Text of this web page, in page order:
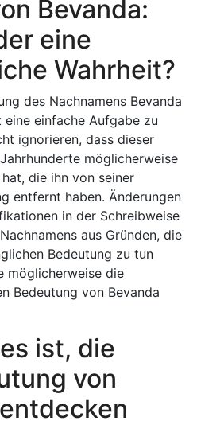
Bevanda:
eine
Wahrheit?
des Nachnamens Bevanda
eine einfache Aufgabe zu
ignorieren, dass dieser
möglicherweise
die ihn von seiner
entfernt haben. Änderungen
in der Schreibweise
aus Gründen, die
Bedeutung zu tun
möglicherweise die
Bedeutung von Bevanda
ist, die
von